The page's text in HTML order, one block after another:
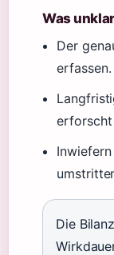
Was
Der
erfassen.
erforscht
Die